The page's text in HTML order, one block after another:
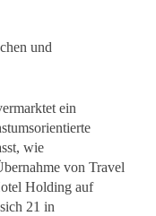
und
ein
wie
von Travel
Holding auf
21 in